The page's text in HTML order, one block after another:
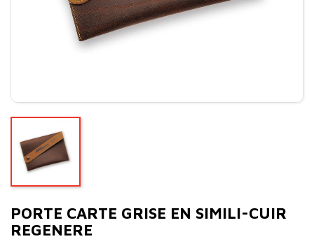
PORTE CARTE GRISE EN SIMILI-CUIR
REGENERE